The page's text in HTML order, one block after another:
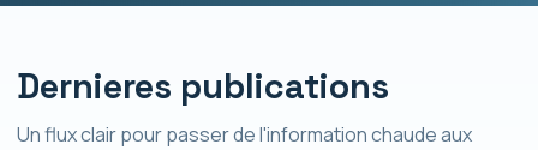
Dernieres publications
Un flux clair pour passer de l'information chaude aux